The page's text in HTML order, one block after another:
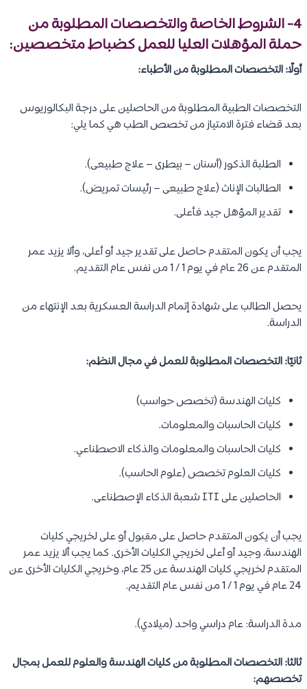
4- الشروط الخاصة والتخصصات المطلوبة من
حملة المؤهلات العليا للعمل كضباط متخصصين:
أولًا: التخصصات المطلوبة من الأطباء:
التخصصات الطبية المطلوبة من الحاصلين على درجة البكالوريوس
بعد قضاء فترة الامتياز من تخصص الطب هي كما يلي:
الطلبة الذكور (أسنان – بيطرى – علاج طبيعى).
الطالبات الإناث (علاج طبيعى – رئيسات تمريض).
تقدير المؤهل جيد فأعلى.
يجب أن يكون المتقدم حاصل على تقدير جيد أو أعلى، وألا يزيد عمر
المتقدم عن 26 عام في يوم 1 / 1 من نفس عام التقديم.
يحصل الطالب على شهادة إتمام الدراسة العسكرية بعد الإنتهاء من
الدراسة.
ثانيًا: التخصصات المطلوبة للعمل في مجال النظم:
كليات الهندسة (تخصص حواسب)
كليات الحاسبات والمعلومات.
كليات الحاسبات والمعلومات والذكاء الاصطناعي.
كليات العلوم تخصص (علوم الحاسب).
الحاصلين على ITI شعبة الذكاء الإصطناعى.
يجب أن يكون المتقدم حاصل على مقبول أو على لخريجي كليات
الهندسة، وجيد أو أعلى لخريجي الكليات الأخرى. كما يجب ألا يزيد عمر
المتقدم لخريجي كليات الهندسة عن 25 عام، وخريجي الكليات الأخرى عن
24 عام في يوم 1 / 1 من نفس عام التقديم.
مدة الدراسة: عام دراسي واحد (ميلادي).
ثالثا: التخصصات المطلوبة من كليات الهندسة والعلوم للعمل بمجال
تخصصهم: